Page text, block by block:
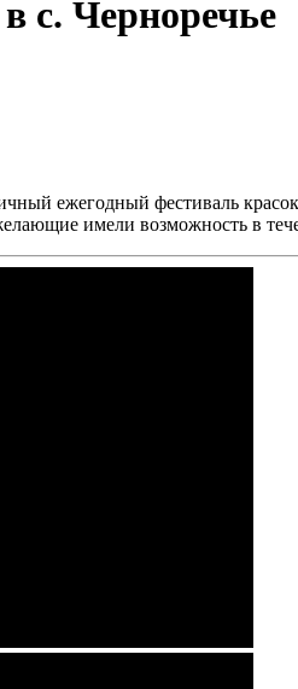
с. Черноречье
ежегодный фестиваль
имели возможность в